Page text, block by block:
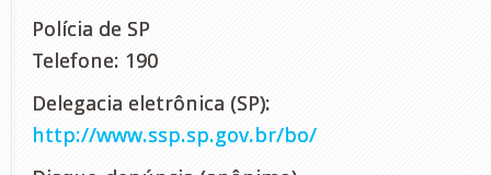
Polícia de SP
Telefone: 190
Delegacia eletrônica (SP):
http://www.ssp.sp.gov.br/bo/